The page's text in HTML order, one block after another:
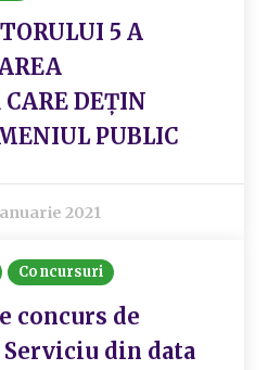
5 A
CARE DEȚIN
PUBLIC
2021
Concursuri
concurs de
din data